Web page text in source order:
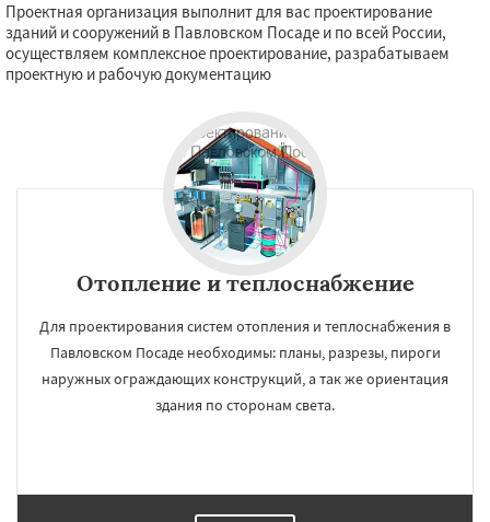
Проектная организация выполнит для вас проектирование
зданий и сооружений в Павловском Посаде и по всей России,
осуществляем комплексное проектирование, разрабатываем
проектную и рабочую документацию
Отопление и теплоснабжение
Для проектирования систем отопления и теплоснабжения в
Павловском Посаде необходимы: планы, разрезы, пироги
наружных ограждающих конструкций, а так же ориентация
здания по сторонам света.